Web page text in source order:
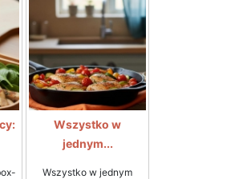
Wszystko w
jednym...
Wszystko w jednym